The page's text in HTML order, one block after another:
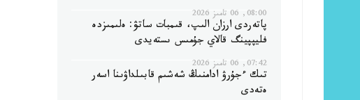
08:00, 06 تامىز 2026
پاتەردى ارزان الىپ، قىمبات ساتۋ: ەلىمىزدە
فليپپينگ قالاي جۇمىس ىستەيدى
07:42, 06 تامىز 2026
تىك ءجۇرۋ ادامنىڭ شەشىم قابىلداۋىنا اسەر
ەتەدى